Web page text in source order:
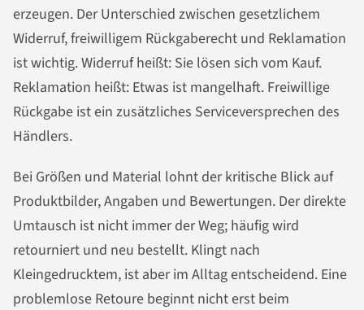
erzeugen. Der Unterschied zwischen gesetzlichem
Widerruf, freiwilligem Rückgaberecht und Reklamation
ist wichtig. Widerruf heißt: Sie lösen sich vom Kauf.
Reklamation heißt: Etwas ist mangelhaft. Freiwillige
Rückgabe ist ein zusätzliches Serviceversprechen des
Händlers.
Bei Größen und Material lohnt der kritische Blick auf
Produktbilder, Angaben und Bewertungen. Der direkte
Umtausch ist nicht immer der Weg; häufig wird
retourniert und neu bestellt. Klingt nach
Kleingedrucktem, ist aber im Alltag entscheidend. Eine
problemlose Retoure beginnt nicht erst beim